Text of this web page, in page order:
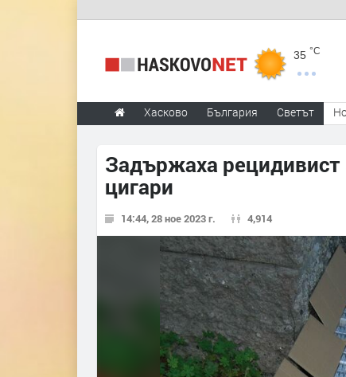
35 °C
Хасково България Светът
Задържаха рецидивист
цигари
14:44, 28 ное 2023 г. 4,914